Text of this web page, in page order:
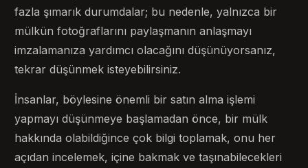
fazla şımarık durumdalar; bu nedenle, yalnızca bir
mülkün fotoğraflarını paylaşmanın anlaşmayı
imzalamanıza yardımcı olacağını düşünüyorsanız,
tekrar düşünmek isteyebilirsiniz.
İnsanlar, böylesine önemli bir satın alma işlemi
yapmayı düşünmeye başlamadan önce, bir mülk
hakkında olabildiğince çok bilgi toplamak, onu her
açıdan incelemek, içine bakmak ve taşınabilecekleri